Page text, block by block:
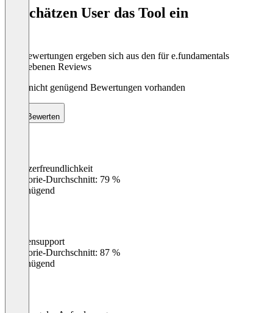
So schätzen User das Tool ein
Die Bewertungen ergeben sich aus den für e.fundamentals
abgegebenen Reviews
Noch nicht genügend Bewertungen vorhanden
Bewerten
Benutzerfreundlichkeit
Kategorie-Durchschnitt: 79 %
Ungenügend
Kundensupport
Kategorie-Durchschnitt: 87 %
Ungenügend